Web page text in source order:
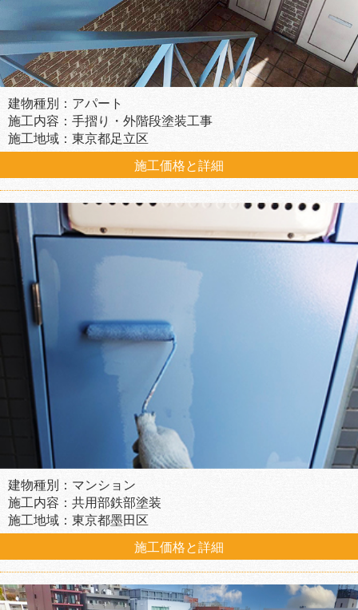
建物種別：アパート
施工内容：手摺り・外階段塗装工事
施工地域：東京都足立区
施工価格と詳細
建物種別：マンション
施工内容：共用部鉄部塗装
施工地域：東京都墨田区
施工価格と詳細